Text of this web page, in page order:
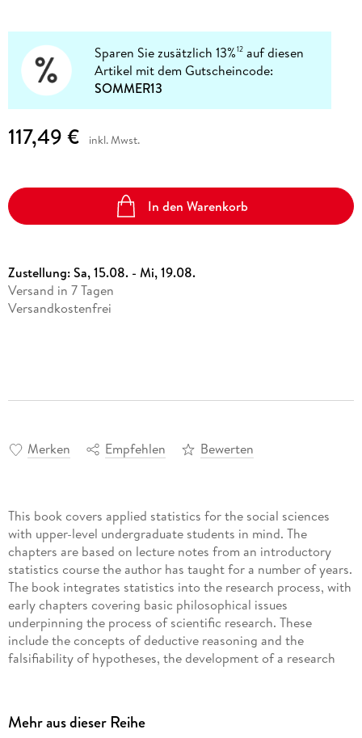
Sparen Sie zusätzlich 13%12 auf diesen
Artikel mit dem Gutscheincode:
SOMMER13
117,49 € inkl. Mwst.
In den Warenkorb
Zustellung:Sa, 15.08. - Mi, 19.08.
Versand in 7 Tagen
Versandkostenfrei
Merken Empfehlen Bewerten
This book covers applied statistics for the social sciences
with upper-level undergraduate students in mind. The
chapters are based on lecture notes from an introductory
statistics course the author has taught for a number of years.
The book integrates statistics into the research process, with
early chapters covering basic philosophical issues
underpinning the process of scientific research. These
include the concepts of deductive reasoning and the
falsifiability of hypotheses, the development of a research
for statistical reasoning and inference. After illustrating the
Mehr aus dieser Reihe